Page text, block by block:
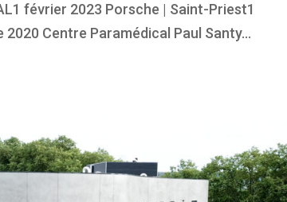
février 2023 Porsche | Saint-Priest1
Centre Paramédical Paul Santy...